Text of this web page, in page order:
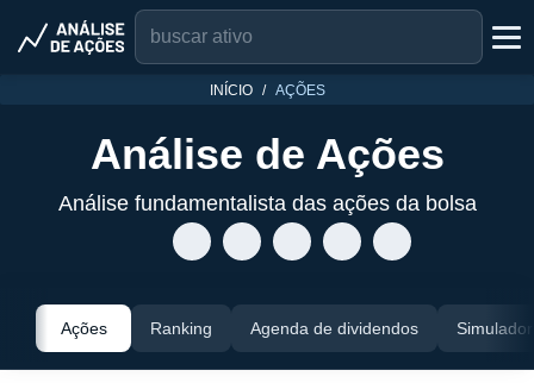
INÍCIO AÇÕES
Análise de Ações
Análise fundamentalista das ações da bolsa
Ações Ranking Agenda de dividendos